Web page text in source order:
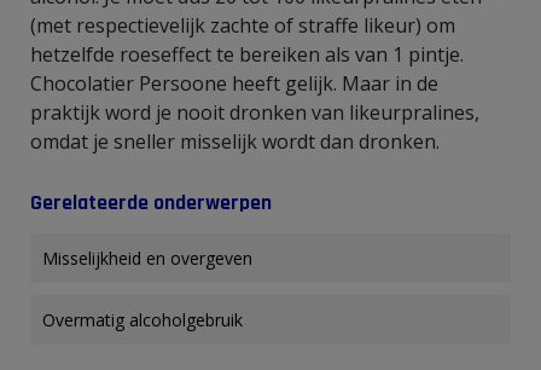
(met respectievelijk zachte of straffe likeur) om
hetzelfde roeseffect te bereiken als van 1 pintje.
Chocolatier Persoone heeft gelijk. Maar in de
praktijk word je nooit dronken van likeurpralines,
omdat je sneller misselijk wordt dan dronken.
Gerelateerde onderwerpen
Misselijkheid en overgeven
Overmatig alcoholgebruik